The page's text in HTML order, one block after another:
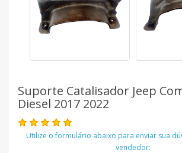
Suporte Catalisador Jeep
Diesel 2017 2022
Utilize o formulário abaixo para enviar sua
vendedor: